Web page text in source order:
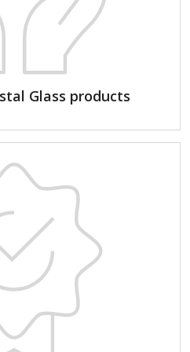
Glass products